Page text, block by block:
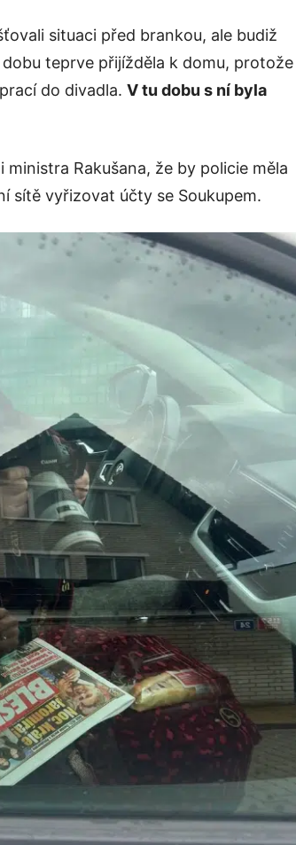
situaci před brankou, ale budiž
teprve přijížděla k domu, protože
do divadla. V tu dobu s ní byla
Rakušana, že by policie měla
sítě vyřizovat účty se Soukupem.